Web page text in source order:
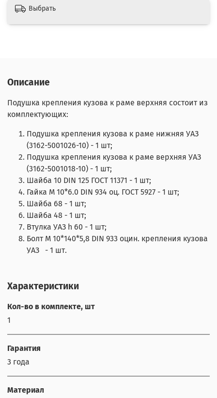
Выбрать
Описание
Подушка крепления кузова к раме верхняя состоит из
комплектующих:
Подушка крепления кузова к раме нижняя УАЗ
(3162-5001026-10) - 1 шт;
Подушка крепления кузова к раме верхняя УАЗ
(3162-5001018-10) - 1 шт;
Шайба 10 DIN 125 ГОСТ 11371 - 1 шт;
Гайка М 10*6.0 DIN 934 оц. ГОСТ 5927 - 1 шт;
Шайба 68 - 1 шт;
Шайба 48 - 1 шт;
Втулка УАЗ h 60 - 1 шт;
Болт М 10*140*5,8 DIN 933 оцин. крепления кузова
УАЗ - 1 шт.
Характеристики
Кол-во в комплекте, шт
1
Гарантия
3 года
Материал